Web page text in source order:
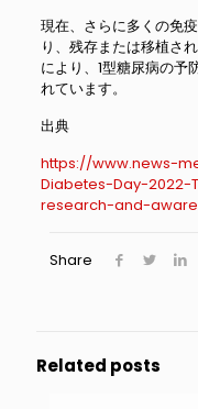
現在、さらに多くの免
り、残存または移植さ
により、1型糖尿病の予
れています。
出典
https://www.news-
Diabetes-Day-
research-and-
Share
Related posts